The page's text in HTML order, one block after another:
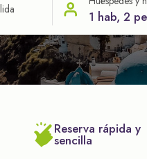
1 hab, 2
Reserva rápida y
sencilla